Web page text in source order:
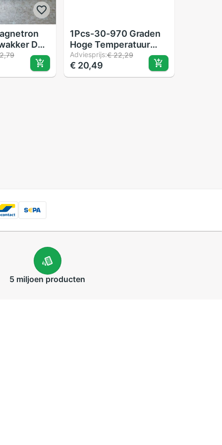
DC-
1Pcs-30-970 Graden
Hoge Temperatuur
Thermokoppel
Thermometer
Thermokoppel
Adviesprijs:€ 22,29
€ 20,49
5 miljoen producten